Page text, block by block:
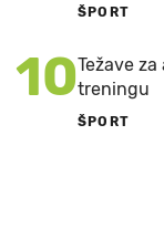
ŠPORT
10Težave
treningu
ŠPORT